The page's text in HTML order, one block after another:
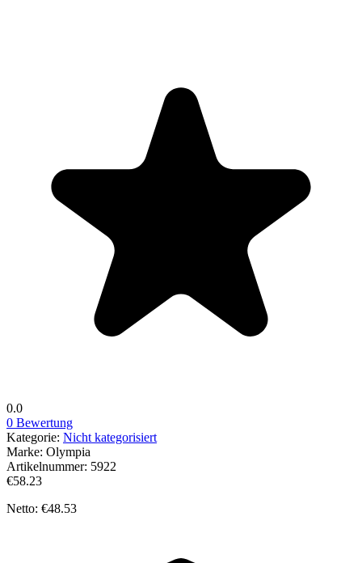
0.0
0 Bewertung
Kategorie: Nicht kategorisiert
Marke: Olympia
Artikelnummer: 5922
€58.23
Netto: €48.53